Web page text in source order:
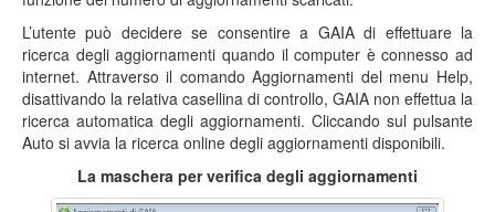
L’utente può decidere se consentire a GAIA di effettuare la
ricerca degli aggiornamenti quando il computer è connesso ad
internet. Attraverso il comando Aggiornamenti del menu Help,
disattivando la relativa casellina di controllo, GAIA non effettua la
ricerca automatica degli aggiornamenti. Cliccando sul pulsante
Auto si avvia la ricerca online degli aggiornamenti disponibili.
La maschera per verifica degli aggiornamenti